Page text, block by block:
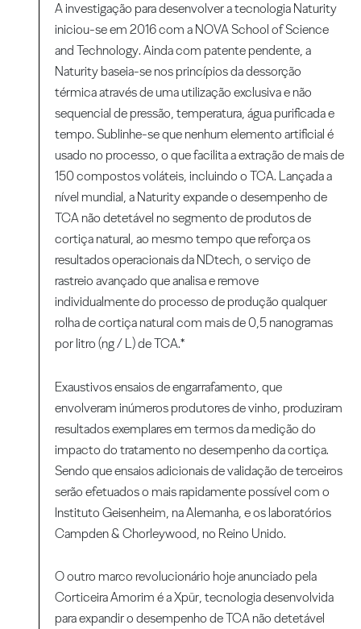
A investigação para desenvolver a tecnologia Naturity
iniciou-se em 2016 com a NOVA School of Science
and Technology. Ainda com patente pendente, a
Naturity baseia-se nos princípios da dessorção
térmica através de uma utilização exclusiva e não
sequencial de pressão, temperatura, água purificada e
tempo. Sublinhe-se que nenhum elemento artificial é
usado no processo, o que facilita a extração de mais de
150 compostos voláteis, incluindo o TCA. Lançada a
nível mundial, a Naturity expande o desempenho de
TCA não detetável no segmento de produtos de
cortiça natural, ao mesmo tempo que reforça os
resultados operacionais da NDtech, o serviço de
rastreio avançado que analisa e remove
individualmente do processo de produção qualquer
rolha de cortiça natural com mais de 0,5 nanogramas
por litro (ng / L) de TCA.*
Exaustivos ensaios de engarrafamento, que
envolveram inúmeros produtores de vinho, produziram
resultados exemplares em termos da medição do
impacto do tratamento no desempenho da cortiça.
Sendo que ensaios adicionais de validação de terceiros
serão efetuados o mais rapidamente possível com o
Instituto Geisenheim, na Alemanha, e os laboratórios
Campden & Chorleywood, no Reino Unido.
O outro marco revolucionário hoje anunciado pela
Corticeira Amorim é a Xpür, tecnologia desenvolvida
para expandir o desempenho de TCA não detetável